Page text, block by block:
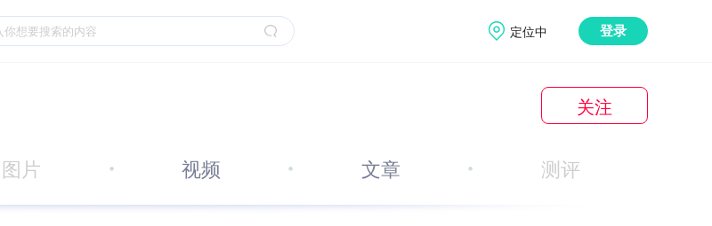
定位中 登录
关注
图片 视频 文章 测评